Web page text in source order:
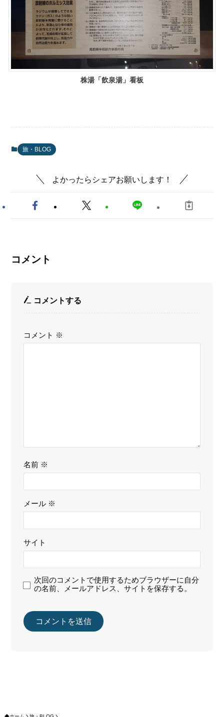
株湯「飲泉湯」看板
旅・BLOG
よかったらシェアお願いします！
コメント
コメントする
コメント ※
名前 ※
メール ※
サイト
次回のコメントで使用するためブラウザーに自分
の名前、メールアドレス、サイトを保存する。